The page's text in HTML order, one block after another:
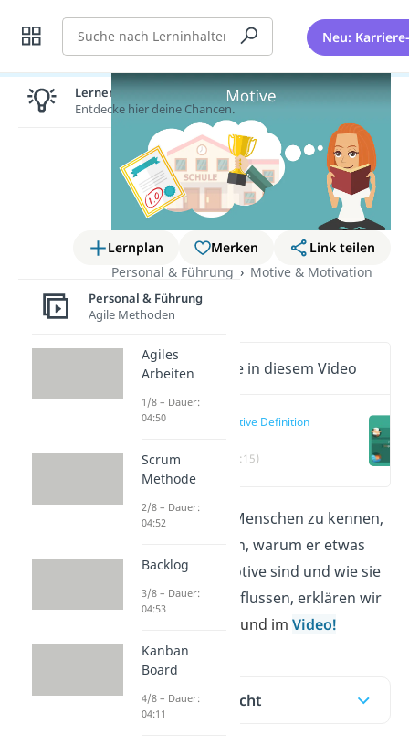
Suche Neu:
Lernplan Merken
Link teilen
Personal & Führung
Motive & Motivation
Motive
Wichtige Inhalte in diesem Video
Motive Definition
(00:15)
Motive
eines Menschen zu kennen,
bedeutet zu wissen, warum er etwas
tut. Was genau Motive sind und wie sie
das Handeln beeinflussen, erklären wir
und im Video!
Inhaltsübersicht
Lernen lohnt sich!
Entdecke hier deine Chancen.
Personal & Führung
Agile Methoden
Agiles
Arbeiten
1/8 – Dauer:
04:50
Scrum
Methode
2/8 – Dauer:
04:52
Backlog
3/8 – Dauer:
04:53
Kanban
Board
4/8 – Dauer:
04:11